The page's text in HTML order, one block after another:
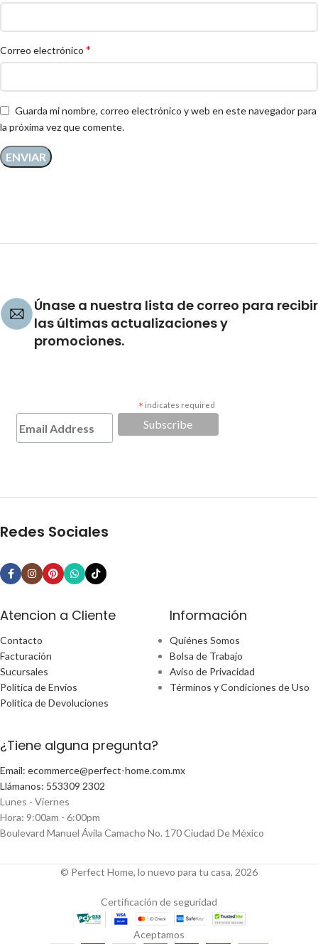
Correo electrónico *
Guarda mi nombre, correo electrónico y web en este navegador para
la próxima vez que comente.
Únase a nuestra lista de correo para recibir
las últimas actualizaciones y
promociones.
* indicates required
Redes Sociales
Atencion a Cliente
Contacto
Facturación
Sucursales
Política de Envíos
Política de Devoluciones
Información
Quiénes Somos
Bolsa de Trabajo
Aviso de Privacidad
Términos y Condiciones de Uso
¿Tiene alguna pregunta?
Email: ecommerce@perfect-home.com.mx
Llámanos: 553309 2302
Lunes - Viernes
Hora: 9:00am - 6:00pm
Boulevard Manuel Ávila Camacho No. 170 Ciudad De México
© Perfect Home, lo nuevo para tu casa, 2026
Certificación de seguridad
Aceptamos